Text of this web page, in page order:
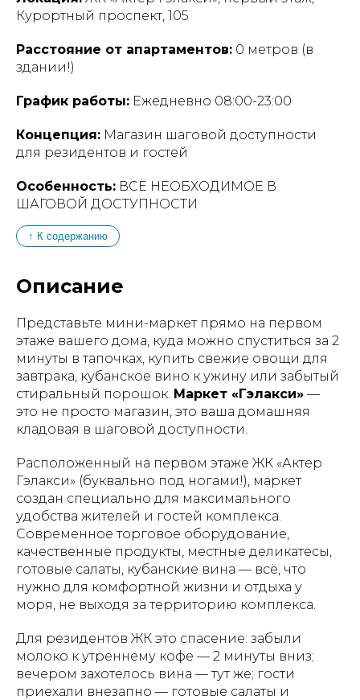
Курортный проспект, 105
Расстояние от апартаментов: 0 метров (в
здании!)
График работы: Ежедневно 08:00-23:00
Концепция: Магазин шаговой доступности
для резидентов и гостей
Особенность: ВСЁ НЕОБХОДИМОЕ В
ШАГОВОЙ ДОСТУПНОСТИ
↑ К содержанию
Описание
Представьте мини-маркет прямо на первом
этаже вашего дома, куда можно спуститься за 2
минуты в тапочках, купить свежие овощи для
завтрака, кубанское вино к ужину или забытый
стиральный порошок. Маркет «Гэлакси» —
это не просто магазин, это ваша домашняя
кладовая в шаговой доступности.
Расположенный на первом этаже ЖК «Актер
Гэлакси» (буквально под ногами!), маркет
создан специально для максимального
удобства жителей и гостей комплекса.
Современное торговое оборудование,
качественные продукты, местные деликатесы,
готовые салаты, кубанские вина — всё, что
нужно для комфортной жизни и отдыха у
моря, не выходя за территорию комплекса.
Для резидентов ЖК это спасение: забыли
молоко к утреннему кофе — 2 минуты вниз;
вечером захотелось вина — тут же; гости
приехали внезапно — готовые салаты и